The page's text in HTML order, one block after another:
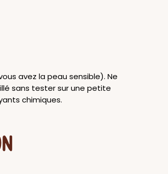
avez la peau sensible). Ne
sans tester sur une petite
chimiques.